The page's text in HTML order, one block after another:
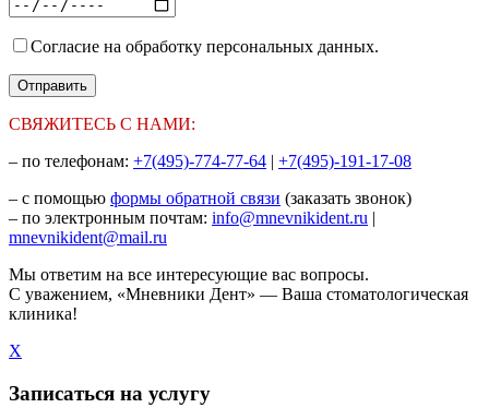
Согласие на обработку персональных данных.
СВЯЖИТЕСЬ С НАМИ:
– по телефонам: +7(495)-774-77-64 | +7(495)-191-17-08
– с помощью формы обратной связи (заказать звонок)
– по электронным почтам: info@mnevnikident.ru |
mnevnikident@mail.ru
Мы ответим на все интересующие вас вопросы.
C уважением, «Мневники Дент» — Ваша стоматологическая
клиника!
X
Записаться на услугу